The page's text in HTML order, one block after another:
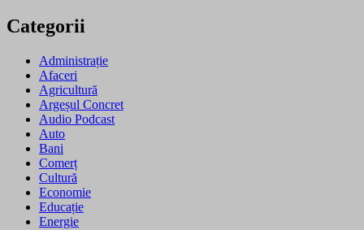
Categorii
Administrație
Afaceri
Agricultură
Argeșul Concret
Audio Podcast
Auto
Bani
Comerț
Cultură
Economie
Educație
Energie